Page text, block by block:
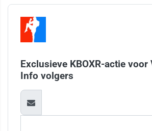
Exclusieve KBOXR-actie
Info volgers